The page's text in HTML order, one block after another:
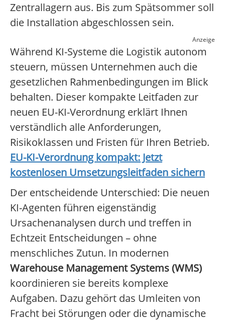
Zentrallagern aus. Bis zum Spätsommer soll
die Installation abgeschlossen sein.
Anzeige
Während KI-Systeme die Logistik autonom
steuern, müssen Unternehmen auch die
gesetzlichen Rahmenbedingungen im Blick
behalten. Dieser kompakte Leitfaden zur
neuen EU-KI-Verordnung erklärt Ihnen
verständlich alle Anforderungen,
Risikoklassen und Fristen für Ihren Betrieb.
EU-KI-Verordnung kompakt: Jetzt
kostenlosen Umsetzungsleitfaden sichern
Der entscheidende Unterschied: Die neuen
KI-Agenten führen eigenständig
Ursachenanalysen durch und treffen in
Echtzeit Entscheidungen – ohne
menschliches Zutun. In modernen
Warehouse Management Systems (WMS)
koordinieren sie bereits komplexe
Aufgaben. Dazu gehört das Umleiten von
Fracht bei Störungen oder die dynamische